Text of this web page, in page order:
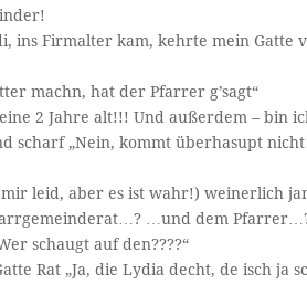
ins Firmalter kam, kehrte mein Gatte
machn, hat der Pfarrer g’sagt“
2 Jahre alt!!! Und außerdem – bin
scharf „Nein, kommt überhasupt
leid, aber es ist wahr!) weinerlich
…und dem
schaugt auf den????“
Rat „Ja, die Lydia decht, de isch ja